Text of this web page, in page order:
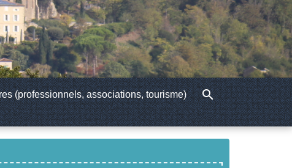
(professionnels, associations, tourisme) search